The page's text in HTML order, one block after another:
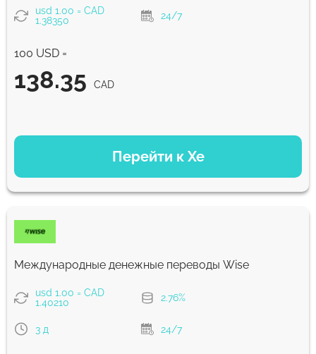
usd 1.00 = CAD
1.38350
24/7
100 USD =
138.35 CAD
Перейти к Xe
ВАРИАНТЫ ОПЛАТЫ
138.35 CAD NaN д
Комиссия Strumok, всегда 0%
Международные денежные переводы Wise
usd 1.00 = CAD
1.40210
2.76%
3 д 24/7